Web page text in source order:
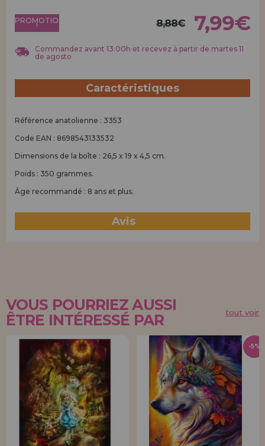
ENREGISTREMENT DISTRIBUTEUR
PROMOTION
! 8,88€ 7,99€
Commandez avant 13:00h et recevez à partir de martes 11
de agosto
Caractéristiques
Référence anatolienne : 3353
Code EAN : 8698543133532
Dimensions de la boîte : 26,5 x 19 x 4,5 cm.
Poids : 350 grammes.
Âge recommandé : 8 ans et plus.
Avis
VOUS POURRIEZ AUSSI
ÊTRE INTÉRESSÉ PAR
tout voir
-5%